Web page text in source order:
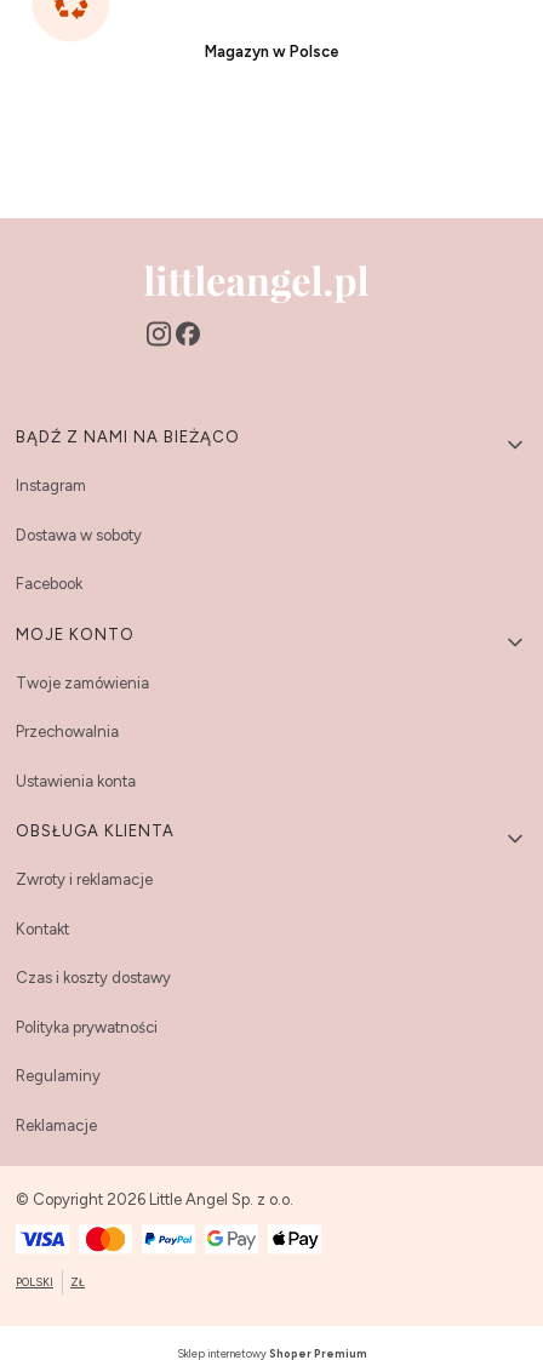
Magazyn w Polsce
Linki w stopce
BĄDŹ Z NAMI NA BIEŻĄCO
Instagram
Dostawa w soboty
Facebook
MOJE KONTO
Twoje zamówienia
Przechowalnia
Ustawienia konta
OBSŁUGA KLIENTA
Zwroty i reklamacje
Kontakt
Czas i koszty dostawy
Polityka prywatności
Regulaminy
Reklamacje
© Copyright 2026 Little Angel Sp. z o.o.
POLSKI ZŁ
Sklep internetowyShoper Premium